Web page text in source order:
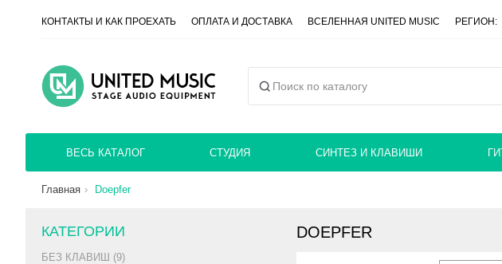
КОНТАКТЫ И КАК ПРОЕХАТЬ ОПЛАТА И ДОСТАВКА ВСЕЛЕННАЯ UNITED MUSIC РЕГИОН:
ВЕСЬ КАТАЛОГ СТУДИЯ СИНТЕЗ И КЛАВИШИ
Главная Doepfer
КАТЕГОРИИ
БЕЗ КЛАВИШ (9)
DOEPFER